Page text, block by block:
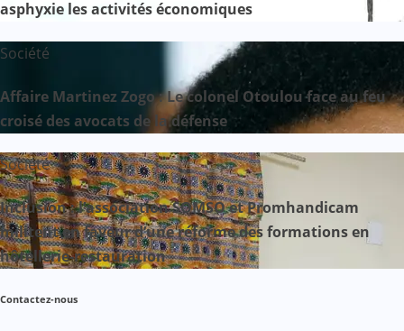
asphyxie les activités économiques
Société
Affaire Martinez Zogo : Le colonel Otoulou face au feu
croisé des avocats de la défense
Société
Inclusion : l’association SOMSO et Promhandicam
militent en faveur d’une réforme des formations en
hôtellerie-restauration
Contactez-nous